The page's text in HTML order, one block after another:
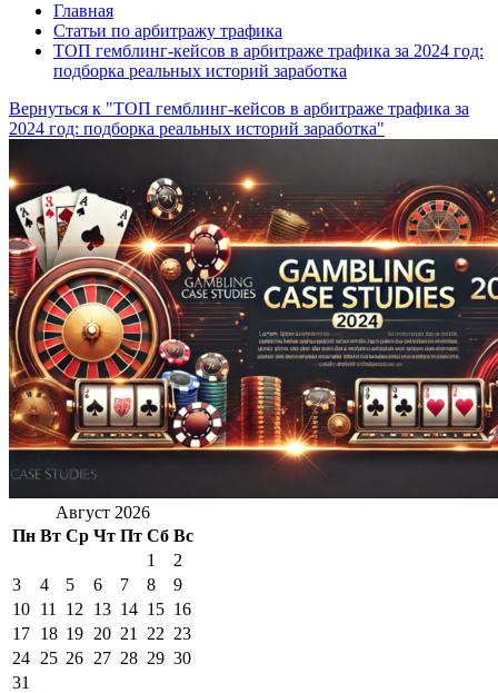
Главная
Статьи по арбитражу трафика
ТОП гемблинг-кейсов в арбитраже трафика за 2024 год:
подборка реальных историй заработка
Вернуться к "ТОП гемблинг-кейсов в арбитраже трафика за
2024 год: подборка реальных историй заработка"
Август 2026
Пн Вт Ср Чт Пт Сб Вс
1
2
3
4 5 6 7 8
9
10 11 12 13 14 15 16
17 18 19 20 21 22 23
24 25 26 27 28 29 30
31